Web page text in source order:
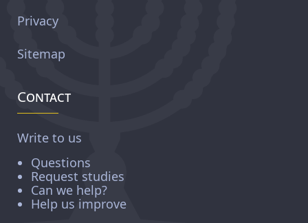
Privacy
Sitemap
Contact
Write to us
Questions
Request studies
Can we help?
Help us improve